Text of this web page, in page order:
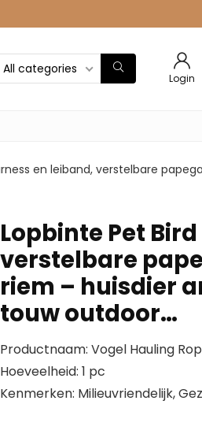
All categories
Login
en leiband, verstelbare
Lopbinte Pet
verstelbare
riem – huisdier
touw outdoor…
Productnaam: Vogel Hauling
Hoeveelheid: 1 pc
Kenmerken: Milieuvriendelijk,